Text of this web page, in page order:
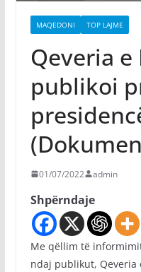
MAQEDONI TOP LAJME
Qeveria
publikoi
01/07/2022 admin
Shpërndaje
Me qëllim të
ndaj publikut, Qeveria